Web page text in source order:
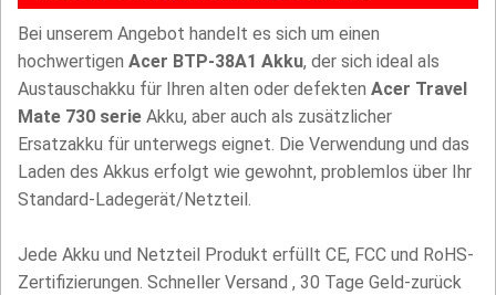
Bei unserem Angebot handelt es sich um einen
hochwertigen Acer BTP-38A1 Akku, der sich ideal als
Austauschakku für Ihren alten oder defekten Acer Travel
Mate 730 serie Akku, aber auch als zusätzlicher
Ersatzakku für unterwegs eignet. Die Verwendung und das
Laden des Akkus erfolgt wie gewohnt, problemlos über Ihr
Standard-Ladegerät/Netzteil.
Jede Akku und Netzteil Produkt erfüllt CE, FCC und RoHS-
Zertifizierungen. Schneller Versand , 30 Tage Geld-zurück